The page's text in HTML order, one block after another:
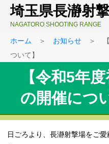
埼玉県長瀞射
NAGATORO SHOOTING RANGE
ホーム ＞ お知らせ ＞ 【
ついて】
【令和5年
の開催につ
日ごろより、長瀞射撃場をご